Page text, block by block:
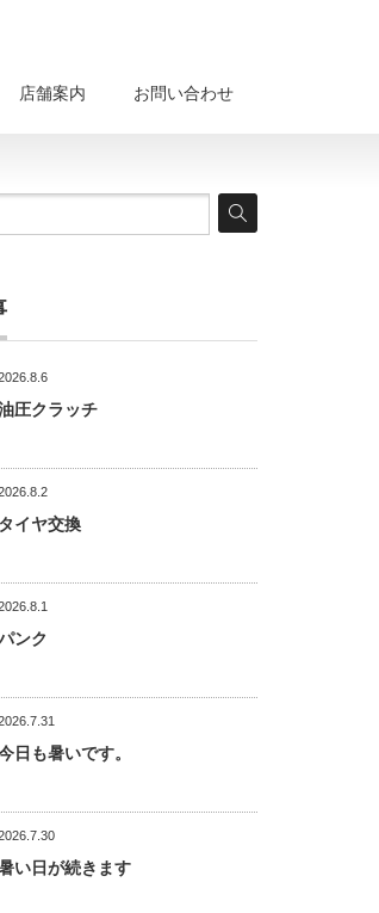
店舗案内 お問い合わせ
圧クラッチ
タイヤ交換
ンク
日も暑いです。
い日が続きます